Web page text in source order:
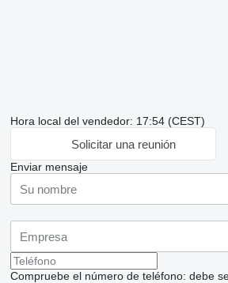
Hora local del vendedor: 17:54 (CEST)
Solicitar una reunión
Enviar mensaje
Compruebe el número de teléfono: debe